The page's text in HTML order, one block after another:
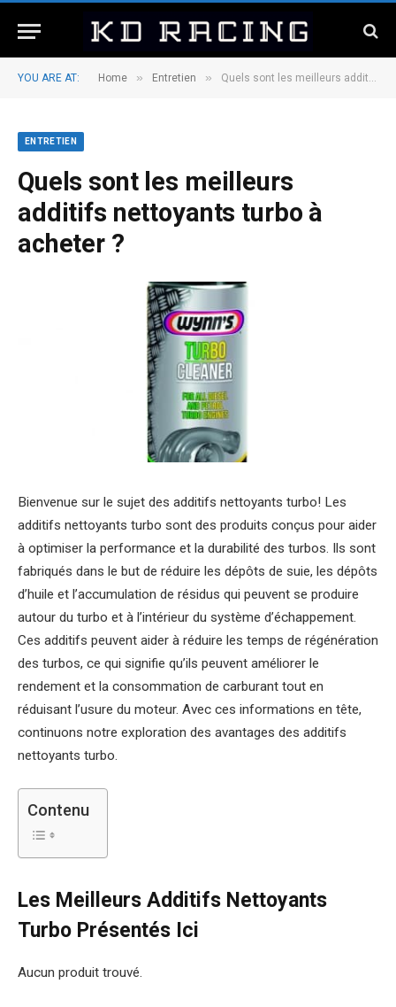
YOU ARE AT: Home » Entretien » Quels sont les meilleurs additifs nettoyants turbo à acheter ?
ENTRETIEN
Quels sont les meilleurs
additifs nettoyants turbo à
acheter ?
Bienvenue sur le sujet des additifs nettoyants turbo! Les
additifs nettoyants turbo sont des produits conçus pour aider
à optimiser la performance et la durabilité des turbos. Ils sont
fabriqués dans le but de réduire les dépôts de suie, les dépôts
d’huile et l’accumulation de résidus qui peuvent se produire
autour du turbo et à l’intérieur du système d’échappement.
Ces additifs peuvent aider à réduire les temps de régénération
des turbos, ce qui signifie qu’ils peuvent améliorer le
rendement et la consommation de carburant tout en
réduisant l’usure du moteur. Avec ces informations en tête,
continuons notre exploration des avantages des additifs
nettoyants turbo.
Contenu
Les Meilleurs Additifs Nettoyants
Turbo Présentés Ici
Aucun produit trouvé.